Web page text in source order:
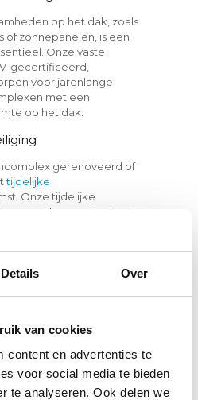
Details Over
van cookies
content en advertenties te
voor social media te bieden
te analyseren. Ook delen we
op het dak, zoals
of zonnepanelen, is een
Onze vaste
gecertificeerd,
voor jarenlange
met een
op het dak.
gerenoveerd of
tijdelijke
Onze tijdelijke
zonder verankering in
aan VCA-richtlijnen
projecten waarbij
maar bij
volledige bescherming.
met esthetiek – zonder